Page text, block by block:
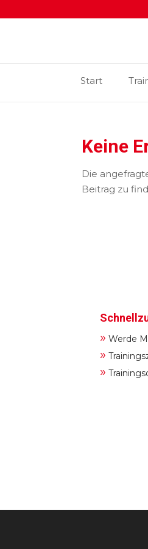
Start
Keine
Die
Beitrag zu
» Werde
»
»